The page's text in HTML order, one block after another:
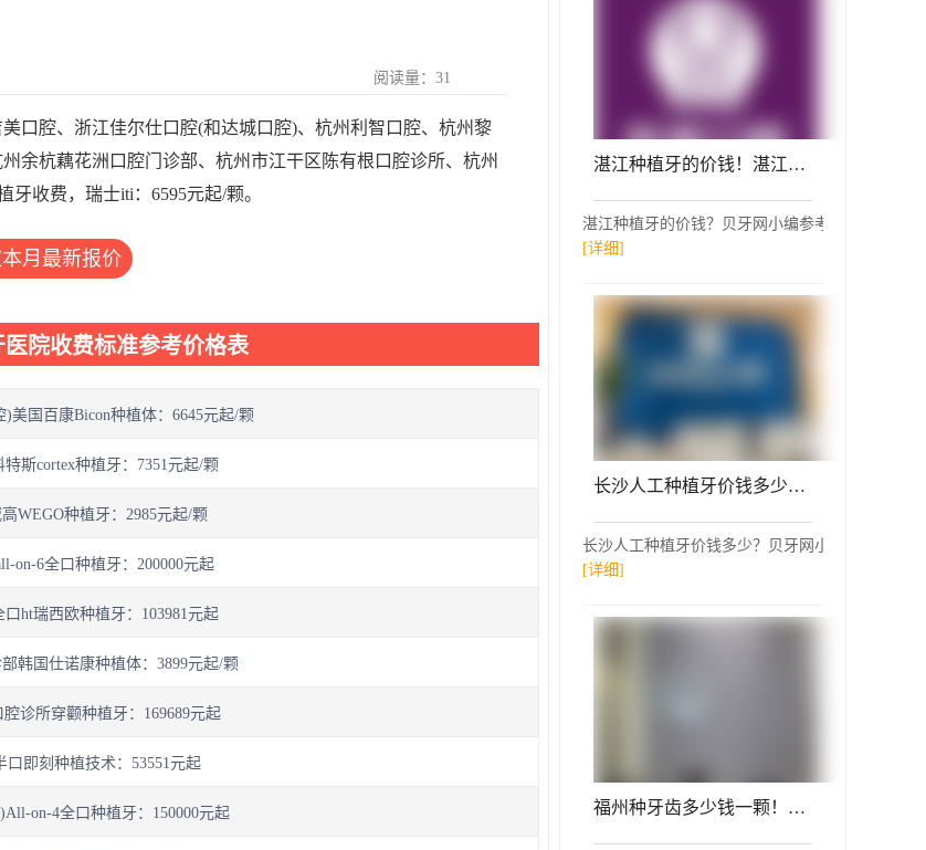
阅读量： 31
口腔、浙江佳尔仕口腔(和达城口腔)、杭州利智口腔、杭州黎
余杭藕花洲口腔门诊部、杭州市江干区陈有根口腔诊所、杭州
收费，瑞士iti：6595元起/颗。
月最新报价
院收费标准参考价格表
美国百康Bicon种植体：6645元起/颗
斯cortex种植牙：7351元起/颗
WEGO种植牙：2985元起/颗
on-6全口种植牙：200000元起
ht瑞西欧种植牙：103981元起
韩国仕诺康种植体：3899元起/颗
诊所穿颧种植牙：169689元起
口即刻种植技术：53551元起
on-4全口种植牙：150000元起
湛江种植牙的价钱！湛江致美口腔(鼎盛全民门诊部)种植牙价格表抢先看，德国Camlog卡姆洛种植体：5133元起/颗！
湛江种植牙的价钱？贝牙网小编参考了湛江致美
[详细]
长沙人工种植牙价钱多少！长沙优伢仕口腔(明昇院店)种植牙价目表已更新，瑞典尼奥斯neoss种植牙：8795元起/颗！
长沙人工种植牙价钱多少？贝牙网小编参考了长
[详细]
福州种牙齿多少钱一颗！福州海狸家口腔(屏东中学店)种植牙价格表有了，国产大清西格种植牙：2947元起/颗！